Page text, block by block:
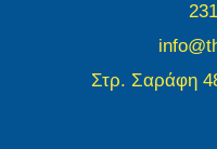
Στρ. Σαράφη